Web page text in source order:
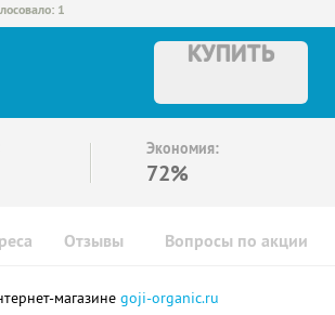
1
КУПИТЬ
Экономия:
72%
Отзывы Вопросы по акции
магазине goji-organic.ru